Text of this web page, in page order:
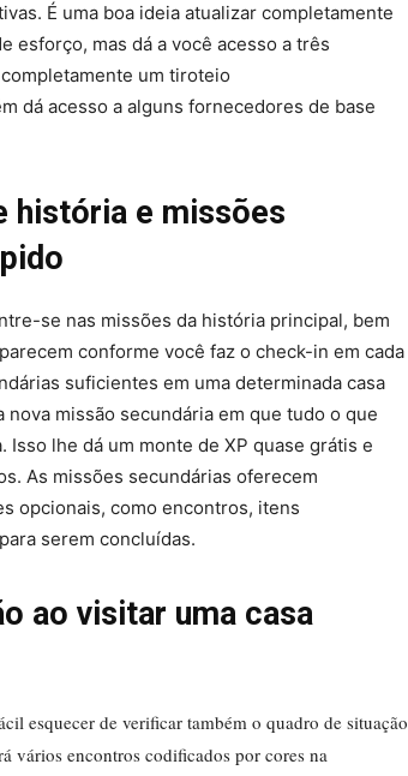
É uma boa ideia atualizar completamente
esforço, mas dá a você acesso a três
um tiroteio
dá acesso a alguns fornecedores de base
história e missões
se nas missões da história principal, bem
conforme você faz o check-in em cada
suficientes em uma determinada casa
missão secundária em que tudo o que
lhe dá um monte de XP quase grátis e
As missões secundárias oferecem
opcionais, como encontros, itens
serem concluídas.
ao visitar uma casa
esquecer de verificar também o quadro de situação
vários encontros codificados por cores na